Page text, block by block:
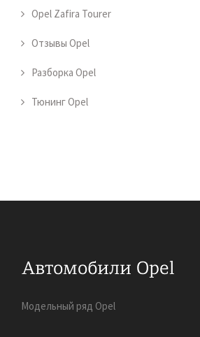
Opel Zafira Tourer
Отзывы Opel
Разборка Opel
Тюнинг Opel
Модельный ряд Opel